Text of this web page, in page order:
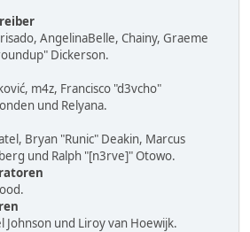
AngelinaBelle, Chainy, Graeme
Dickerson.
m4z, Francisco "d3vcho"
und Relyana.
Bryan "Runic" Deakin, Marcus
und Ralph "[n3rve]" Otowo.
Johnson und Liroy van Hoewijk.